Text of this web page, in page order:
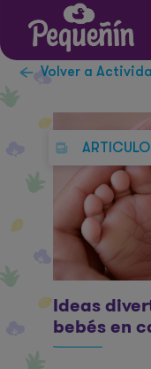
Volver a
ARTICULO
Ideas
bebés en